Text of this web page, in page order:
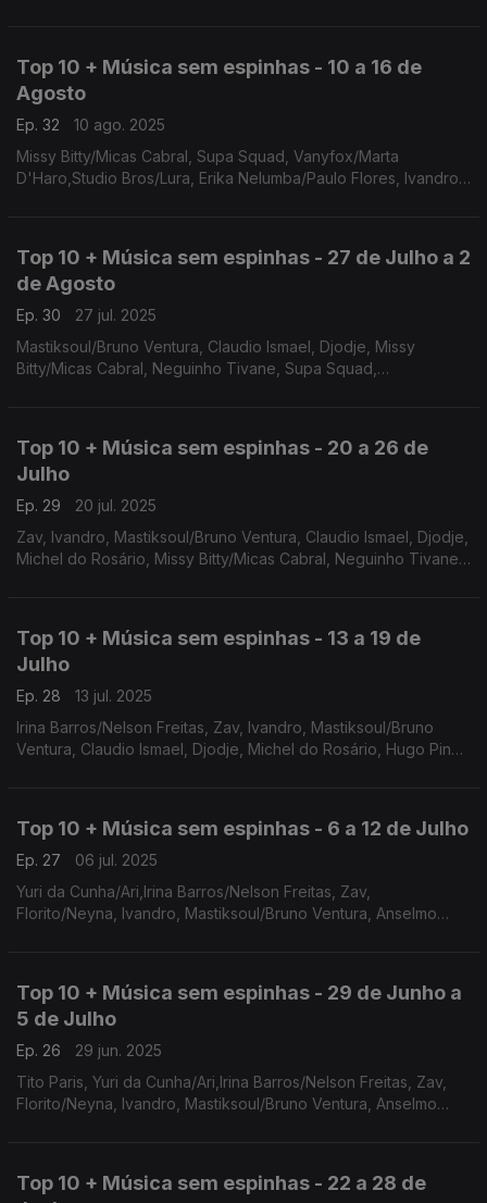
Top 10 + Música sem espinhas - 10 a 16 de
Agosto
Ep. 32
10 ago. 2025
Missy Bitty/Micas Cabral, Supa Squad, Vanyfox/Marta
D'Haro,Studio Bros/Lura, Erika Nelumba/Paulo Flores, Ivandro,
Top 10 + Música sem espinhas - 27 de Julho a 2
de Agosto
Ep. 30
27 jul. 2025
Mastiksoul/Bruno Ventura, Claudio Ismael, Djodje, Missy
Bitty/Micas Cabral, Neguinho Tivane, Supa Squad,
Top 10 + Música sem espinhas - 20 a 26 de
Julho
Ep. 29
20 jul. 2025
Zav, Ivandro, Mastiksoul/Bruno Ventura, Claudio Ismael, Djodje,
Michel do Rosário, Missy Bitty/Micas Cabral, Neguinho Tivane,
Top 10 + Música sem espinhas - 13 a 19 de
Julho
Ep. 28
13 jul. 2025
Irina Barros/Nelson Freitas, Zav, Ivandro, Mastiksoul/Bruno
Ventura, Claudio Ismael, Djodje, Michel do Rosário, Hugo Pina ,
Top 10 + Música sem espinhas - 6 a 12 de Julho
Ep. 27
06 jul. 2025
Yuri da Cunha/Ari,Irina Barros/Nelson Freitas, Zav,
Florito/Neyna, Ivandro, Mastiksoul/Bruno Ventura, Anselmo
Top 10 + Música sem espinhas - 29 de Junho a
5 de Julho
Ep. 26
29 jun. 2025
Tito Paris, Yuri da Cunha/Ari,Irina Barros/Nelson Freitas, Zav,
Florito/Neyna, Ivandro, Mastiksoul/Bruno Ventura, Anselmo
Top 10 + Música sem espinhas - 22 a 28 de